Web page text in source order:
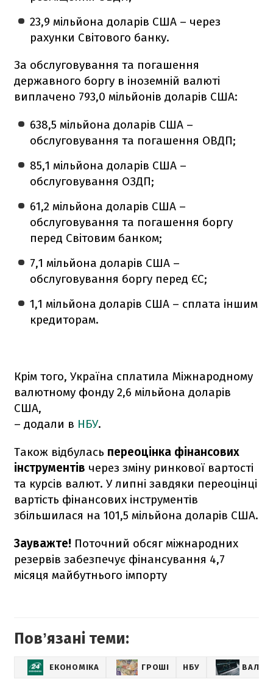
23,9 мільйона доларів США – через
рахунки Світового банку.
За обслуговування та погашення
державного боргу в іноземній валюті
виплачено 793,0 мільйонів доларів США:
638,5 мільйона доларів США –
обслуговування та погашення ОВДП;
85,1 мільйона доларів США –
обслуговування ОЗДП;
61,2 мільйона доларів США –
обслуговування та погашення боргу
перед Світовим банком;
7,1 мільйона доларів США –
обслуговування боргу перед ЄС;
1,1 мільйона доларів США – сплата іншим
кредиторам.
Крім того, Україна сплатила Міжнародному
валютному фонду 2,6 мільйона доларів
США,
– додали в НБУ.
Також відбулась переоцінка фінансових
інструментів через зміну ринкової вартості
та курсів валют. У липні завдяки переоцінці
вартість фінансових інструментів
збільшилася на 101,5 мільйона доларів США.
Зауважте! Поточний обсяг міжнародних
резервів забезпечує фінансування 4,7
місяця майбутнього імпорту
Повʼязані теми:
ЕКОНОМІКА ГРОШІ НБУ